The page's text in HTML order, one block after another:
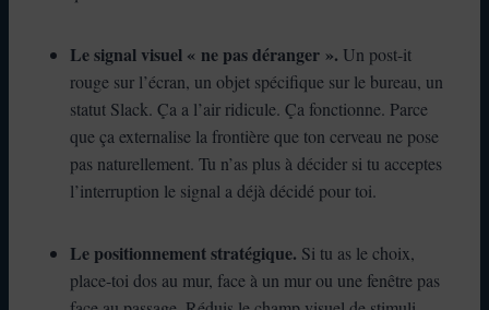
Le signal visuel « ne pas déranger ». Un post-it
rouge sur l’écran, un objet spécifique sur le bureau, un
statut Slack. Ça a l’air ridicule. Ça fonctionne. Parce
que ça externalise la frontière que ton cerveau ne pose
pas naturellement. Tu n’as plus à décider si tu acceptes
l’interruption le signal a déjà décidé pour toi.
Le positionnement stratégique. Si tu as le choix,
place-toi dos au mur, face à un mur ou une fenêtre pas